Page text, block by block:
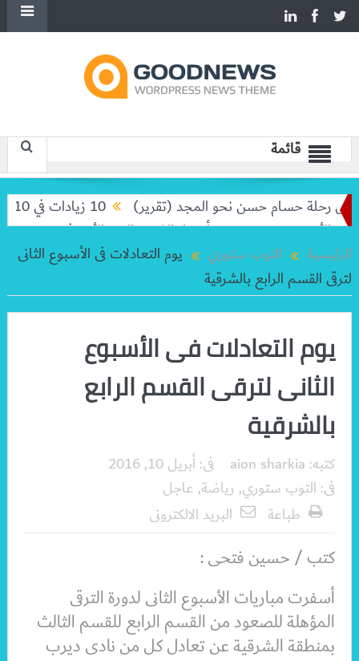
قائمة
رحلة حسام حسن نحو المجد (تقرير)
10 زيادات في 10 سنوات.. هل حان الوقت لرفع دعم البنزين نهائيا؟
2026
أسعار الذهب اليوم الأحد في مصر 9 -8-2026
الرئيسية
التوب ستوري
يوم التعادلات فى الأسبوع الثانى
لترقى القسم الرابع بالشرقية
يوم التعادلات فى الأسبوع
الثانى لترقى القسم الرابع
بالشرقية
كتبه: aion sharkia فى:أبريل 10, 2016
فى: التوب ستوري, رياضة, عاجل
طباعة
البريد الالكترونى
كتب / حسين فتحى :
أسفرت مباريات الأسبوع الثانى لدورة الترقى
المؤهلة للصعود من القسم الرابع للقسم الثالث
بمنطقة الشرقية عن تعادل كل من نادى ديرب